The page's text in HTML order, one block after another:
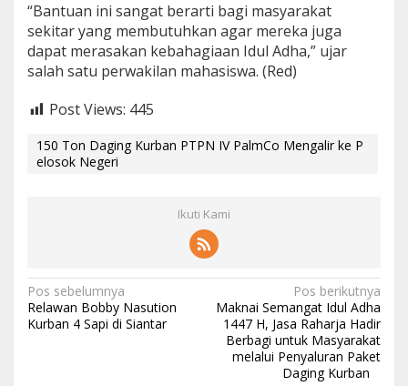
“Bantuan ini sangat berarti bagi masyarakat
sekitar yang membutuhkan agar mereka juga
dapat merasakan kebahagiaan Idul Adha,” ujar
salah satu perwakilan mahasiswa. (Red)
Post Views: 445
150 Ton Daging Kurban PTPN IV PalmCo Mengalir ke P
elosok Negeri
Ikuti Kami
N
a
Pos sebelumnya
Relawan Bobby Nasution
Kurban 4 Sapi di Siantar
Pos berikutnya
Maknai Semangat Idul Adha
1447 H, Jasa Raharja Hadir
Berbagi untuk Masyarakat
melalui Penyaluran Paket
Daging Kurban